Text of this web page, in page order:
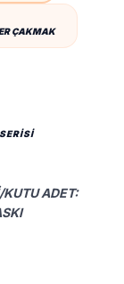
ÇAKMAK
ADET: